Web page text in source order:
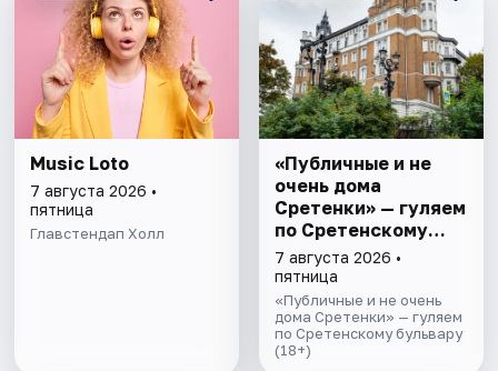
Music Loto
7 августа 2026 •
пятница
Главстендап Холл
«Публичные и не
очень дома
Сретенки» — гуляем
по Сретенскому
бульвару
7 августа 2026 •
пятница
«Публичные и не очень
дома Сретенки» — гуляем
по Сретенскому бульвару
(18+)